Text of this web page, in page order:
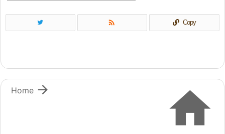
 Copy


Home